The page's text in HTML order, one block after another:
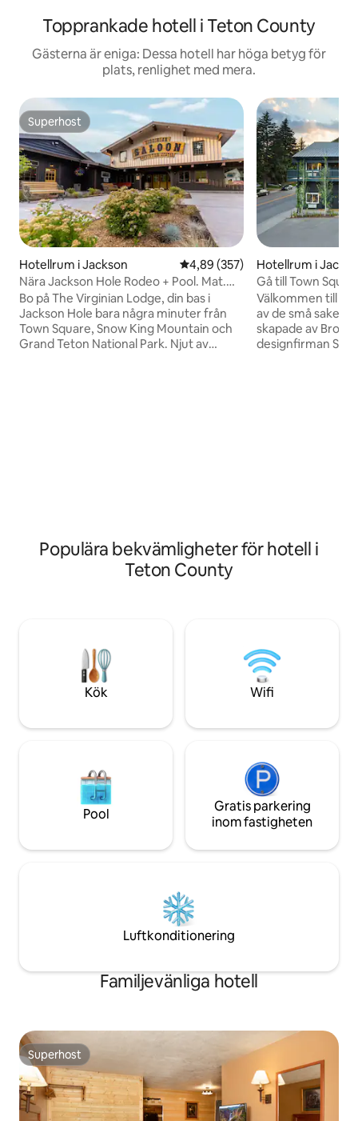
Topprankade hotell i Teton County
Gästerna är eniga: Dessa hotell har höga betyg för
plats, renlighet med mera.
Superhost
Superhost
Hotellrum i Jackson 4,89 av 5 i genomsnittligt
4,89 (357)
Nära Jackson Hole Rodeo + Pool. Mat.
Eldstäder.
Bo på The Virginian Lodge, din bas i
Jackson Hole bara några minuter från
Town Square, Snow King Mountain och
Grand Teton National Park. Njut av
Hotellrum i
Gå till Town
restaurang
Välkommen till Anvil Hotel
av de små
skapade av
designfirman
Populära bekvämligheter för hotell i
Teton County
Kök Wifi
Pool
Gratis parkering
inom fastigheten
Luftkonditionering
Familjevänliga hotell
Superhost
Superhost